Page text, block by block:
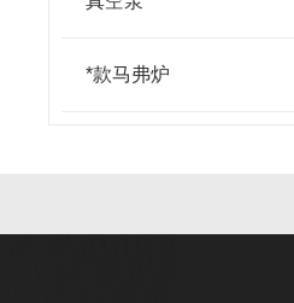
*款马弗炉